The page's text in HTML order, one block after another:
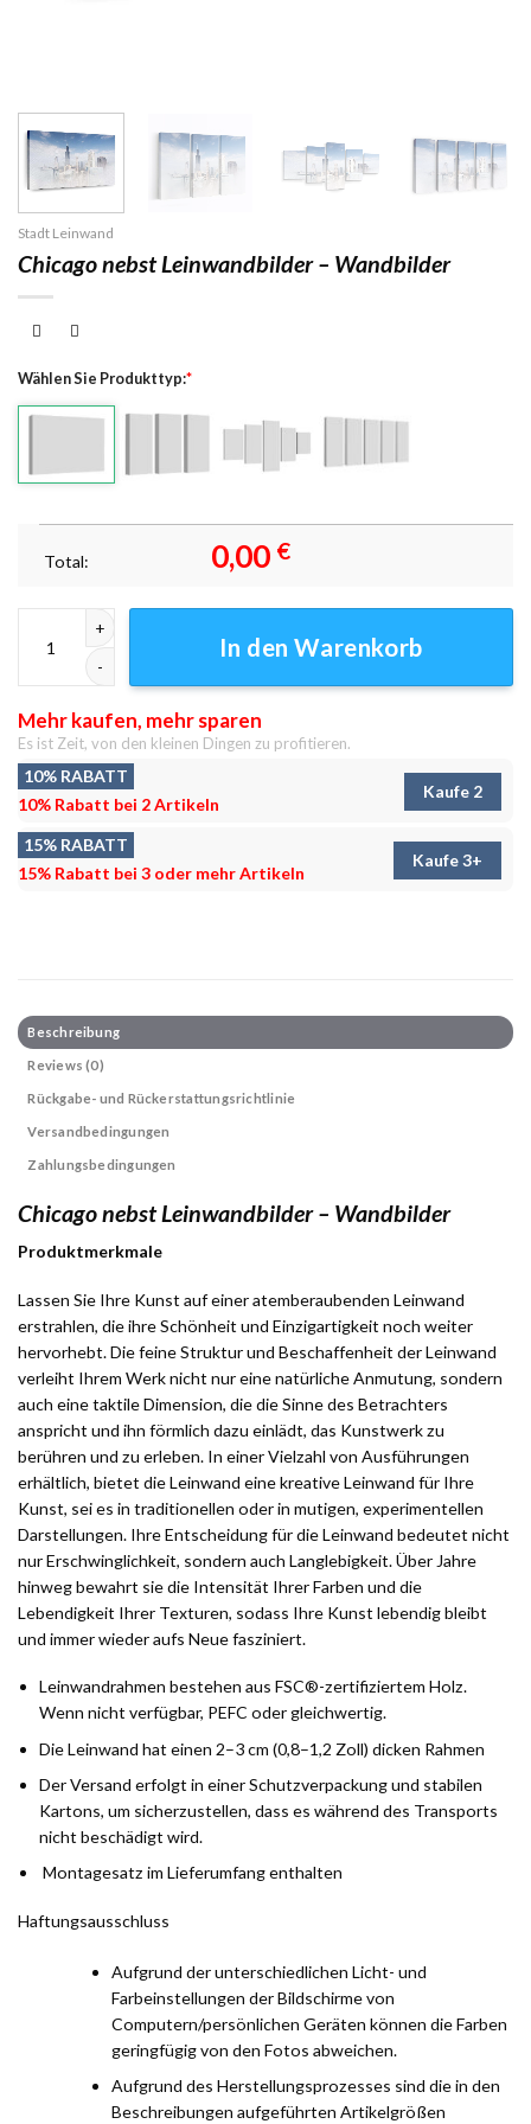
Stadt Leinwand
Chicago nebst Leinwandbilder – Wandbilder
Wählen Sie Produkttyp:*
Total: 0,00 €
In den Warenkorb
Mehr kaufen, mehr sparen
Es ist Zeit, von den kleinen Dingen zu profitieren.
10% RABATT
10% Rabatt bei 2 Artikeln
Kaufe 2
15% RABATT
15% Rabatt bei 3 oder mehr Artikeln
Kaufe 3+
Beschreibung
Reviews (0)
Rückgabe- und Rückerstattungsrichtlinie
Versandbedingungen
Zahlungsbedingungen
Chicago nebst Leinwandbilder – Wandbilder
Produktmerkmale
Lassen Sie Ihre Kunst auf einer atemberaubenden Leinwand
erstrahlen, die ihre Schönheit und Einzigartigkeit noch weiter
hervorhebt. Die feine Struktur und Beschaffenheit der Leinwand
verleiht Ihrem Werk nicht nur eine natürliche Anmutung, sondern
auch eine taktile Dimension, die die Sinne des Betrachters
anspricht und ihn förmlich dazu einlädt, das Kunstwerk zu
berühren und zu erleben. In einer Vielzahl von Ausführungen
erhältlich, bietet die Leinwand eine kreative Leinwand für Ihre
Kunst, sei es in traditionellen oder in mutigen, experimentellen
Darstellungen. Ihre Entscheidung für die Leinwand bedeutet nicht
nur Erschwinglichkeit, sondern auch Langlebigkeit. Über Jahre
hinweg bewahrt sie die Intensität Ihrer Farben und die
Lebendigkeit Ihrer Texturen, sodass Ihre Kunst lebendig bleibt
und immer wieder aufs Neue fasziniert.
Leinwandrahmen bestehen aus FSC®-zertifiziertem Holz.
Wenn nicht verfügbar, PEFC oder gleichwertig.
Die Leinwand hat einen 2–3 cm (0,8–1,2 Zoll) dicken Rahmen
Der Versand erfolgt in einer Schutzverpackung und stabilen
Kartons, um sicherzustellen, dass es während des Transports
nicht beschädigt wird.
Montagesatz im Lieferumfang enthalten
Haftungsausschluss
Aufgrund der unterschiedlichen Licht- und
Farbeinstellungen der Bildschirme von
Computern/persönlichen Geräten können die Farben
geringfügig von den Fotos abweichen.
Aufgrund des Herstellungsprozesses sind die in den
Beschreibungen aufgeführten Artikelgrößen